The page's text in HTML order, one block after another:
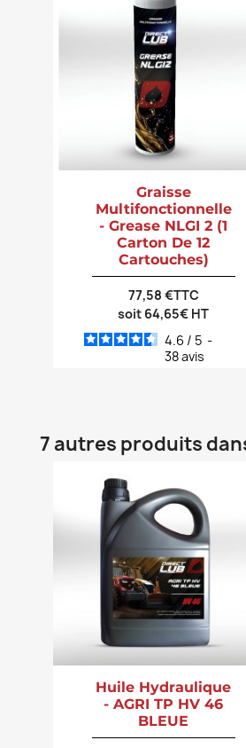
Graisse
Multifonctionnelle
- Grease NLGI 2 (1
Carton De 12
Cartouches)
77,58 €TTC
soit 64,65€ HT
4.6 / 5 -
38avis
7 autres produits
Huile Hydraulique
- AGRI TP HV 46
BLEUE